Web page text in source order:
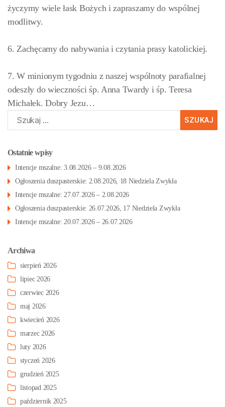
życzymy wiele łask Bożych i zapraszamy do wspólnej
modlitwy.
6. Zachęcamy do nabywania i czytania prasy katolickiej.
7.W minionym tygodniu z naszej wspólnoty parafialnej
odeszły do wieczności śp. Anna Twardy i śp. Teresa
Michałek. Dobry Jezu…
Szukaj:
Ostatnie wpisy
Intencje mszalne: 3.08.2026 – 9.08.2026
Ogłoszenia duszpasterskie: 2.08.2026, 18 Niedziela Zwykła
Intencje mszalne: 27.07.2026 – 2.08.2026
Ogłoszenia duszpasterskie: 26.07.2026, 17 Niedziela Zwykła
Intencje mszalne: 20.07.2026 – 26.07.2026
Archiwa
sierpień 2026
lipiec 2026
czerwiec 2026
maj 2026
kwiecień 2026
marzec 2026
luty 2026
styczeń 2026
grudzień 2025
listopad 2025
październik 2025